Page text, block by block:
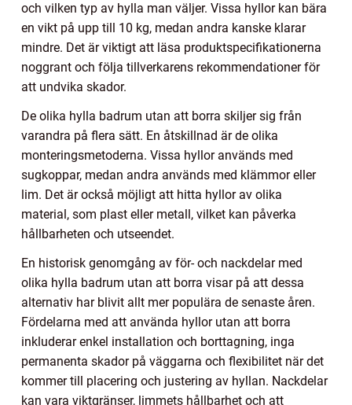
och vilken typ av hylla man väljer. Vissa hyllor kan bära
en vikt på upp till 10 kg, medan andra kanske klarar
mindre. Det är viktigt att läsa produktspecifikationerna
noggrant och följa tillverkarens rekommendationer för
att undvika skador.
De olika hylla badrum utan att borra skiljer sig från
varandra på flera sätt. En åtskillnad är de olika
monteringsmetoderna. Vissa hyllor används med
sugkoppar, medan andra används med klämmor eller
lim. Det är också möjligt att hitta hyllor av olika
material, som plast eller metall, vilket kan påverka
hållbarheten och utseendet.
En historisk genomgång av för- och nackdelar med
olika hylla badrum utan att borra visar på att dessa
alternativ har blivit allt mer populära de senaste åren.
Fördelarna med att använda hyllor utan att borra
inkluderar enkel installation och borttagning, inga
permanenta skador på väggarna och flexibilitet när det
kommer till placering och justering av hyllan. Nackdelar
kan vara viktgränser, limmets hållbarhet och att